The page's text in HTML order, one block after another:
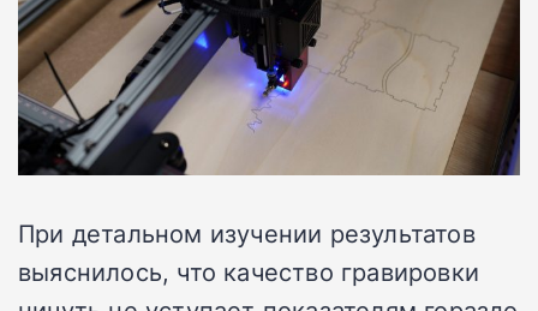
При детальном изучении результатов
выяснилось, что качество гравировки